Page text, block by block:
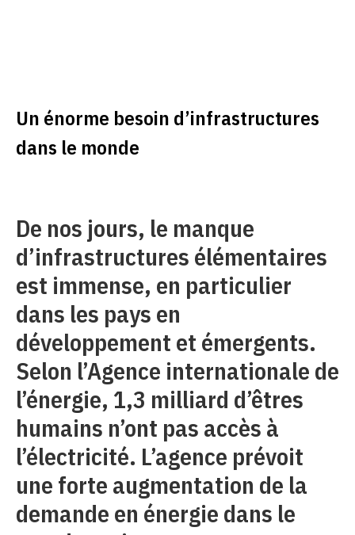
Un énorme besoin d’infrastructures
dans le monde
De nos jours, le manque
d’infrastructures élémentaires
est immense, en particulier
dans les pays en
développement et émergents.
Selon l’Agence internationale de
l’énergie, 1,3 milliard d’êtres
humains n’ont pas accès à
l’électricité. L’agence prévoit
une forte augmentation de la
demande en énergie dans le